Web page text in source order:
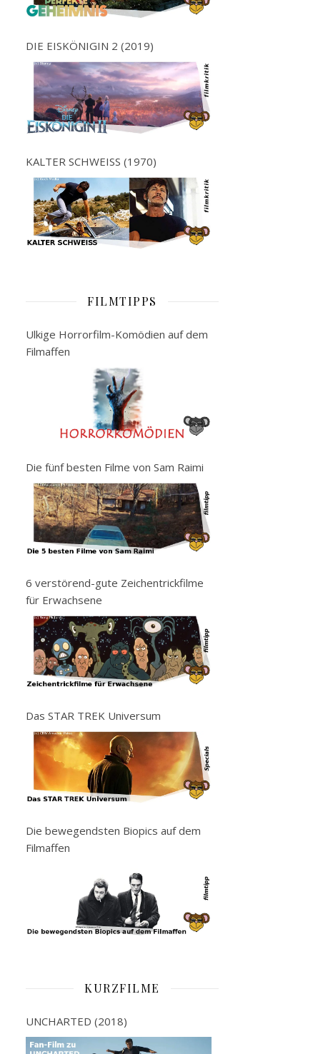
DIE EISKÖNIGIN 2 (2019)
KALTER SCHWEISS (1970)
FILMTIPPS
Ulkige Horrorfilm-Komödien auf dem
Filmaffen
Die fünf besten Filme von Sam Raimi
6 verstörend-gute Zeichentrickfilme
für Erwachsene
Das STAR TREK Universum
Die bewegendsten Biopics auf dem
Filmaffen
KURZFILME
UNCHARTED (2018)